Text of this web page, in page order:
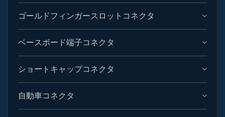
ゴールドフィンガースロットコネクタ
ベースボード端子コネクタ
ショートキャップコネクタ
自動車コネクタ